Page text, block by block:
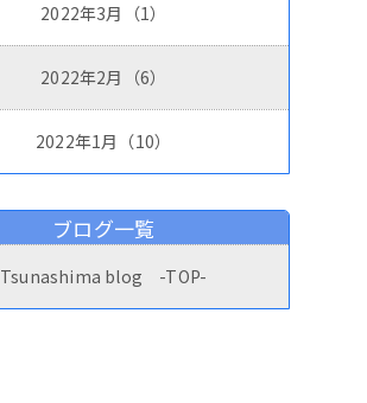
2022年3月（1）
2022年2月（6）
2022年1月（10）
ブログ一覧
Tsunashima blog -TOP-